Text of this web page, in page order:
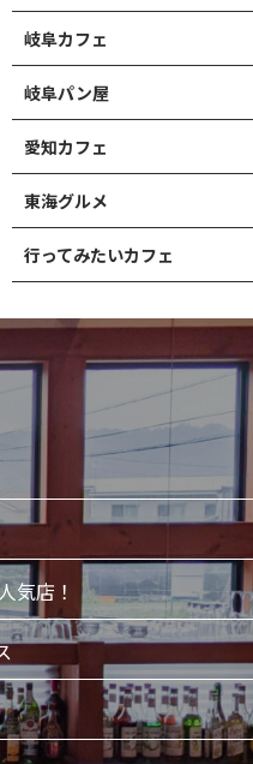
岐阜カフェ
岐阜パン屋
愛知カフェ
東海グルメ
行ってみたいカフェ
気店！